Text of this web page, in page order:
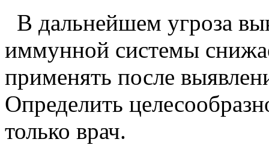
В дальнейшем угроза
иммунной системы
применять после
Определить
только врач.